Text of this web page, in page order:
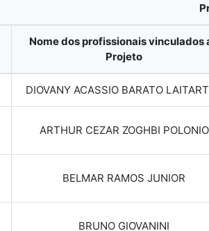
Nome dos profissionais vinculados
Projeto
DIOVANY ACASSIO BARATO
ARTHUR CEZAR ZOGHBI POLONIO
BELMAR RAMOS JUNIOR
BRUNO GIOVANINI